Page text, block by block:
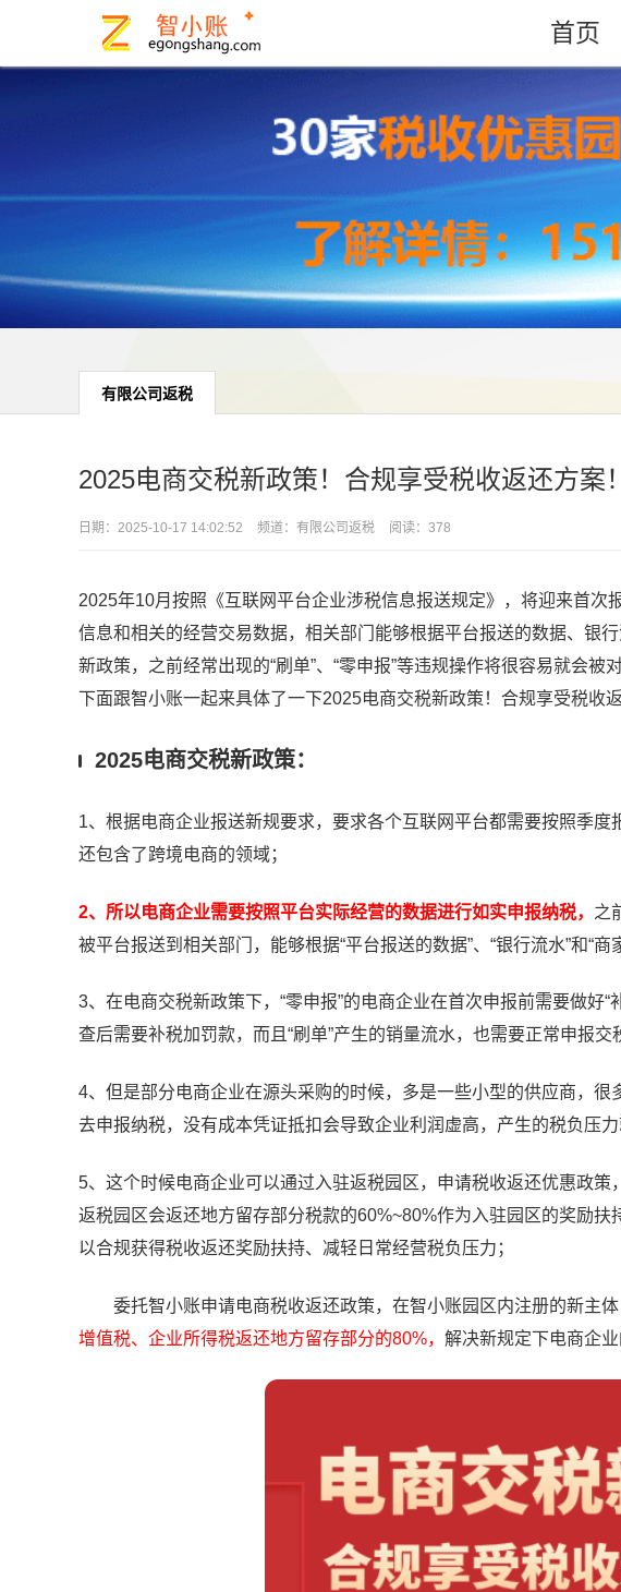
首页
有限公司返税
2025电商交税新政策！合规享受税收返还方案！
日期： 2025-10-17 14:02:52 频道： 有限公司返税 阅读：378
2025年10月按照 《互联网平台企业涉税信息报送规定》，将迎来首
信息和相关的经营交易数据，相关部门能够根据平台报送的数据、银
新政策，之前经常出现的“刷单”、 “零申报”等违规操作将很容易就会被
下面跟智小账一起来具体了一下2025电商交税新政策！合规享受税收返
2025电商交税新政策：
1、根据电商企业报送新规要求，要求各个互联网平台都需要按照季度
还包含了跨境电商的领域；
2、所以电商企业需要按照平台实际经营的数据进行如实申报纳税， 之
被平台报送到相关部门，能够根据“平台报送的数据”、“银行流水”和“商
3、在电商交税新政策下，“零申报”的电商企业在首次申报前需要做好
查后需要补税加罚款，而且“刷单”产生的销量流水，也需要正常申报交
4、但是部分电商企业在源头采购的时候，多是一些小型的供应商，
去申报纳税，没有成本凭证抵扣会导致企业利润虚高，产生的税负压力
5、这个时候电商企业可以通过入驻返税园区，申请税收返还优惠政
返税园区会返还地方留存部分税款的60%~80%作为入驻园区的奖励
以合规获得税收返还奖励扶持、减轻日常经营税负压力；
委托智小账申请电商税收返还政策，在智小账园区内注册的新主体
增值税、企业所得税返还地方留存部分的80%， 解决新规定下电商企